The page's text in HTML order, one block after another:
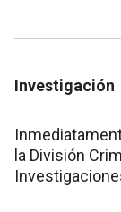
Investigación
la División